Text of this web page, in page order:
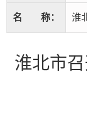
名 称： 淮
淮北市